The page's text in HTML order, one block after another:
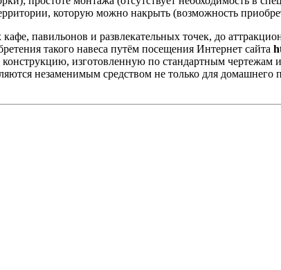
которую можно накрыть (возможность
павильонов и развлекательных точек, до
такого навеса путём посещения Интернет сайта
изготовленную по стандартным чертежам
незаменимым средством не только для